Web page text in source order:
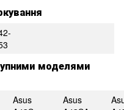
моделями
Asus
Asus